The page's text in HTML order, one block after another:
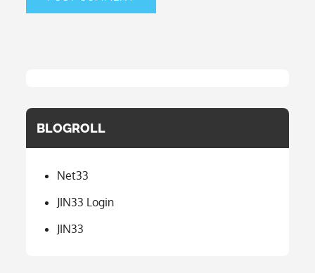
BLOGROLL
Net33
JIN33 Login
JIN33